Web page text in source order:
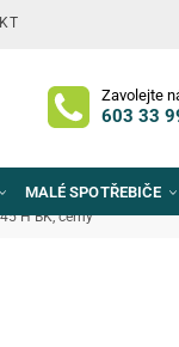
Zavolejte
603 33
MALÉ SPOTŘEBIČE
H BK, černý